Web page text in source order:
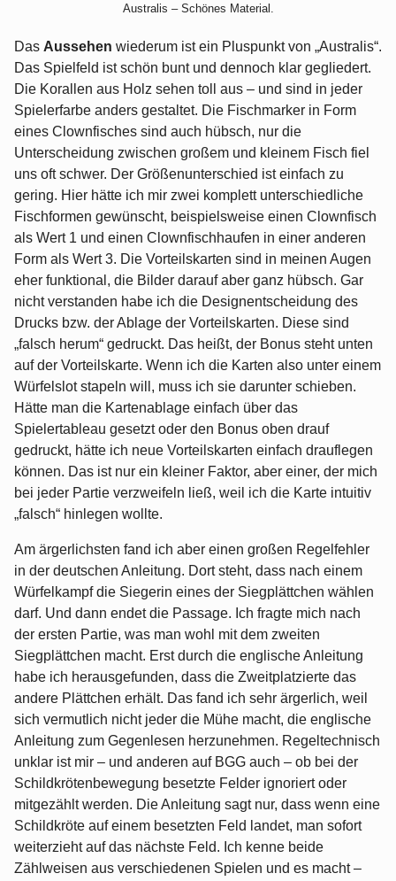
Australis – Schönes Material.
Das Aussehen wiederum ist ein Pluspunkt von „Australis“.
Das Spielfeld ist schön bunt und dennoch klar gegliedert.
Die Korallen aus Holz sehen toll aus – und sind in jeder
Spielerfarbe anders gestaltet. Die Fischmarker in Form
eines Clownfisches sind auch hübsch, nur die
Unterscheidung zwischen großem und kleinem Fisch fiel
uns oft schwer. Der Größenunterschied ist einfach zu
gering. Hier hätte ich mir zwei komplett unterschiedliche
Fischformen gewünscht, beispielsweise einen Clownfisch
als Wert 1 und einen Clownfischhaufen in einer anderen
Form als Wert 3. Die Vorteilskarten sind in meinen Augen
eher funktional, die Bilder darauf aber ganz hübsch. Gar
nicht verstanden habe ich die Designentscheidung des
Drucks bzw. der Ablage der Vorteilskarten. Diese sind
„falsch herum“ gedruckt. Das heißt, der Bonus steht unten
auf der Vorteilskarte. Wenn ich die Karten also unter einem
Würfelslot stapeln will, muss ich sie darunter schieben.
Hätte man die Kartenablage einfach über das
Spielertableau gesetzt oder den Bonus oben drauf
gedruckt, hätte ich neue Vorteilskarten einfach drauflegen
können. Das ist nur ein kleiner Faktor, aber einer, der mich
bei jeder Partie verzweifeln ließ, weil ich die Karte intuitiv
„falsch“ hinlegen wollte.
Am ärgerlichsten fand ich aber einen großen Regelfehler
in der deutschen Anleitung. Dort steht, dass nach einem
Würfelkampf die Siegerin eines der Siegplättchen wählen
darf. Und dann endet die Passage. Ich fragte mich nach
der ersten Partie, was man wohl mit dem zweiten
Siegplättchen macht. Erst durch die englische Anleitung
habe ich herausgefunden, dass die Zweitplatzierte das
andere Plättchen erhält. Das fand ich sehr ärgerlich, weil
sich vermutlich nicht jeder die Mühe macht, die englische
Anleitung zum Gegenlesen herzunehmen. Regeltechnisch
unklar ist mir – und anderen auf BGG auch – ob bei der
Schildkrötenbewegung besetzte Felder ignoriert oder
mitgezählt werden. Die Anleitung sagt nur, dass wenn eine
Schildkröte auf einem besetzten Feld landet, man sofort
weiterzieht auf das nächste Feld. Ich kenne beide
Zählweisen aus verschiedenen Spielen und es macht –